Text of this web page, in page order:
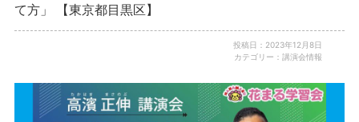
て方」 【東京都目黒区】
投稿日：2023年12月8日
カテゴリー：講演会情報